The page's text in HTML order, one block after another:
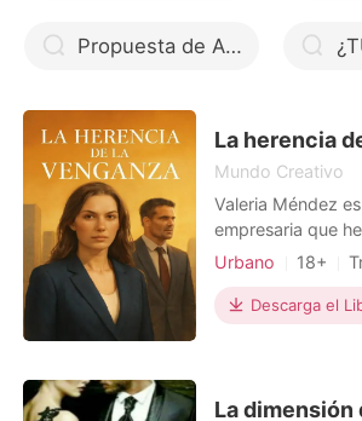
Propuesta de Amor
La herencia
Mundo Creativo
Valeria Méndez
empresaria que
su padre tras su
fue traicionado y
legado por su
recuperar lo que
Urbano 18+
CEO
Lujuria/
Protagonista
Descarga el
La dimensión